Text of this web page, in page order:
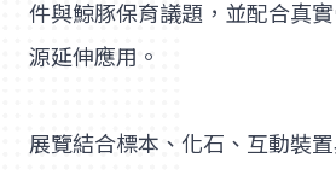
件與鯨豚保育議題，並配合真
源延伸應用。
展覽結合標本、化石、互動裝